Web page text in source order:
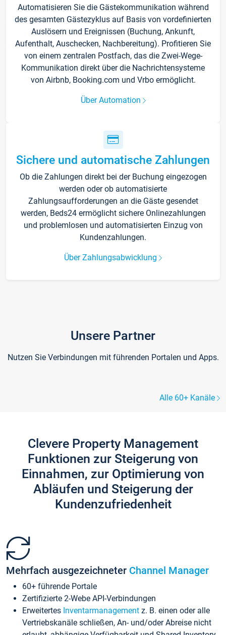
Automatisieren Sie die Gästekommunikation während
des gesamten Gästezyklus auf Basis von vordefinierten
Auslösern und Ereignissen (Buchung, Ankunft,
Aufenthalt, Auschecken, Nachbereitung). Profitieren Sie
von einem zentralen Postfach, das die Zwei-Wege-
Kommunikation direkt über die Nachrichtensysteme
von Airbnb, Booking.com und Vrbo ermöglicht.
Über Automation
Sichere und automatische Zahlungen
Ob die Zahlungen direkt bei der Buchung eingezogen
werden oder ob automatisierte
Zahlungsaufforderungen an die Gäste gesendet
werden, Beds24 ermöglicht sichere Onlinezahlungen
und problemlosen und automatisierten Einzug von
Kundenzahlungen.
Über Zahlungsabwicklung
Unsere Partner
Nutzen Sie Verbindungen mit führenden Portalen und Apps.
Alle 60+ Kanäle
Clevere Property Management
Funktionen zur Steigerung von
Einnahmen, zur Optimierung von
Abläufen und Steigerung der
Kundenzufriedenheit
Mehrfach ausgezeichneter Channel Manager
60+ führende Portale
Zertifizierte 2-Webe API-Verbindungen
Erweitertes Inventarmanagement z. B. einen oder alle
Vertriebskanäle schließen, An- und/oder Abreise nicht